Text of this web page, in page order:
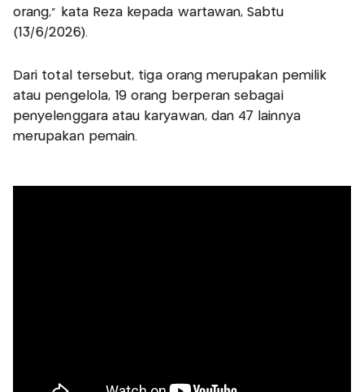
orang," kata Reza kepada wartawan, Sabtu
(13/6/2026).
Dari total tersebut, tiga orang merupakan pemilik
atau pengelola, 19 orang berperan sebagai
penyelenggara atau karyawan, dan 47 lainnya
merupakan pemain.